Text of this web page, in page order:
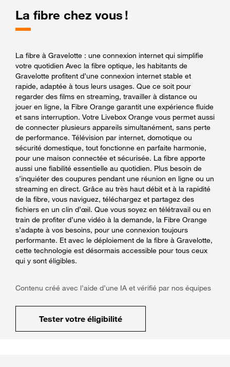
La fibre chez vous !
La fibre à Gravelotte : une connexion internet qui simplifie
votre quotidien Avec la fibre optique, les habitants de
Gravelotte profitent d’une connexion internet stable et
rapide, adaptée à tous leurs usages. Que ce soit pour
regarder des films en streaming, travailler à distance ou
jouer en ligne, la Fibre Orange garantit une expérience fluide
et sans interruption. Votre Livebox Orange vous permet aussi
de connecter plusieurs appareils simultanément, sans perte
de performance. Télévision par internet, domotique ou
sécurité domestique, tout fonctionne en parfaite harmonie,
pour une maison connectée et sécurisée. La fibre apporte
aussi une fiabilité essentielle au quotidien. Plus besoin de
s’inquiéter des coupures pendant une réunion en ligne ou un
streaming en direct. Grâce au très haut débit et à la rapidité
de la fibre, vous naviguez, téléchargez et partagez des
fichiers en un clin d’œil. Que vous soyez en télétravail ou en
train de profiter d’une vidéo à la demande, la Fibre Orange
s’adapte à vos besoins, pour une connexion toujours
performante. Et avec le déploiement de la fibre à Gravelotte,
cette technologie est désormais accessible pour tous ceux
qui y sont éligibles.
Contenu créé avec l’aide d’une IA et vérifié par nos équipes
Tester votre éligibilité